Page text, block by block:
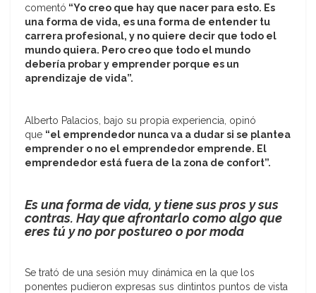
comentó “Yo creo que hay que nacer para esto. Es
una forma de vida, es una forma de entender tu
carrera profesional, y no quiere decir que todo el
mundo quiera. Pero creo que todo el mundo
debería probar y emprender porque es un
aprendizaje de vida”.
Alberto Palacios, bajo su propia experiencia, opinó
que “el emprendedor nunca va a dudar si se plantea
emprender o no el emprendedor emprende. El
emprendedor está fuera de la zona de confort”.
Es una forma de vida, y tiene sus pros y sus
contras. Hay que afrontarlo como algo que
eres tú y no por postureo o por moda
Se trató de una sesión muy dinámica en la que los
ponentes pudieron expresas sus dintintos puntos de vista